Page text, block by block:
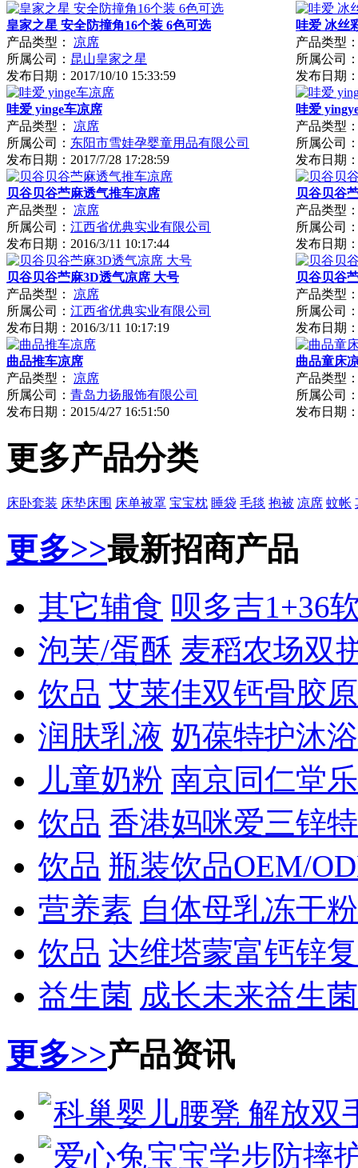
皇家之星 安全防撞角16个装 6色可选
产品类型：
凉席
所属公司： 昆山皇家之星
发布日期： 2017/10/10 15:33:59
哇爱 冰丝
产品类型
所属公司
发布日期
哇爱 yinge车凉席
产品类型：
凉席
所属公司： 东阳市雪娃孕婴童用品有限公司
发布日期： 2017/7/28 17:28:59
哇爱
产品类型
所属公司
发布日期
贝谷贝谷苎麻透气推车凉席
产品类型：
凉席
所属公司： 江西省优典实业有限公司
发布日期： 2016/3/11 10:17:44
贝谷贝谷
产品类型
所属公司
发布日期
贝谷贝谷苎麻3D透气凉席 大号
产品类型：
凉席
所属公司： 江西省优典实业有限公司
发布日期： 2016/3/11 10:17:19
贝谷贝谷
产品类型
所属公司
发布日期
曲品推车凉席
产品类型：
凉席
所属公司： 青岛力扬服饰有限公司
发布日期： 2015/4/27 16:51:50
曲品童床
产品类型
所属公司
发布日期
更多产品分类
床卧套装 床垫床围 床单被罩 宝宝枕 睡袋 毛毯 抱被 凉席 蚊帐
更多>>最新招商产品
其它辅食 呗多吉1+36
泡芙/蛋酥 麦稻农场双
饮品 艾莱佳双钙骨胶
润肤乳液 奶葆特护沐
儿童奶粉 南京同仁堂
饮品 香港妈咪爱三锌
饮品 瓶装饮品OEM/
营养素 自体母乳冻干
饮品 达维塔蒙富钙锌
益生菌 成长未来益生
更多>>产品资讯
科巢婴儿腰凳 解放双
爱心兔宝宝学步防摔